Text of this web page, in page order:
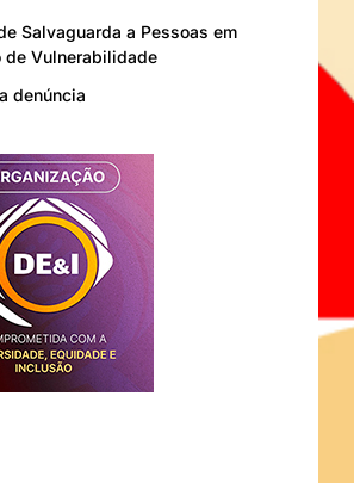
Salvaguarda a Pessoas em
de Vulnerabilidade
denúncia